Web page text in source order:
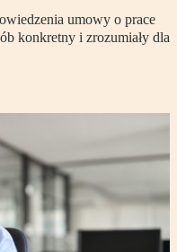
umowy o prace
konkretny i zrozumiały dla